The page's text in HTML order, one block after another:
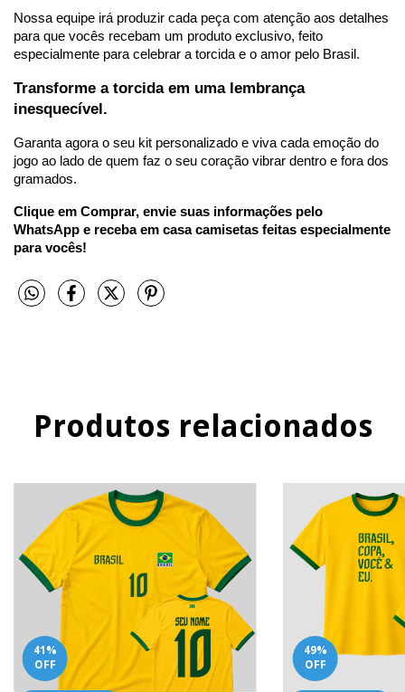
Nossa equipe irá produzir cada peça com atenção aos detalhes
para que vocês recebam um produto exclusivo, feito
especialmente para celebrar a torcida e o amor pelo Brasil.
Transforme a torcida em uma lembrança
inesquecível.
Garanta agora o seu kit personalizado e viva cada emoção do
jogo ao lado de quem faz o seu coração vibrar dentro e fora dos
gramados.
Clique em Comprar, envie suas informações pelo
WhatsApp e receba em casa camisetas feitas especialmente
para vocês!
Produtos relacionados
41 %
OFF
49%
OFF